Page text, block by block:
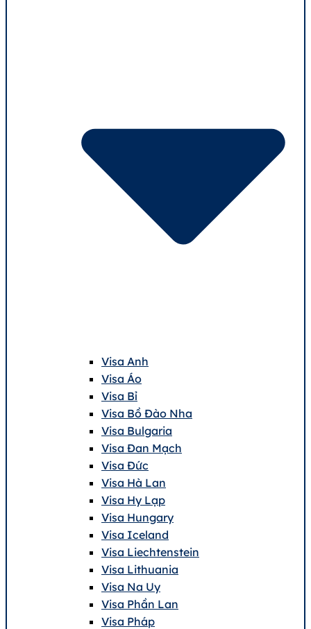
Visa Anh
Visa Áo
Visa Bỉ
Visa Bồ Đào Nha
Visa Bulgaria
Visa Đan Mạch
Visa Đức
Visa Hà Lan
Visa Hy Lạp
Visa Hungary
Visa Iceland
Visa Liechtenstein
Visa Lithuania
Visa Na Uy
Visa Phần Lan
Visa Pháp